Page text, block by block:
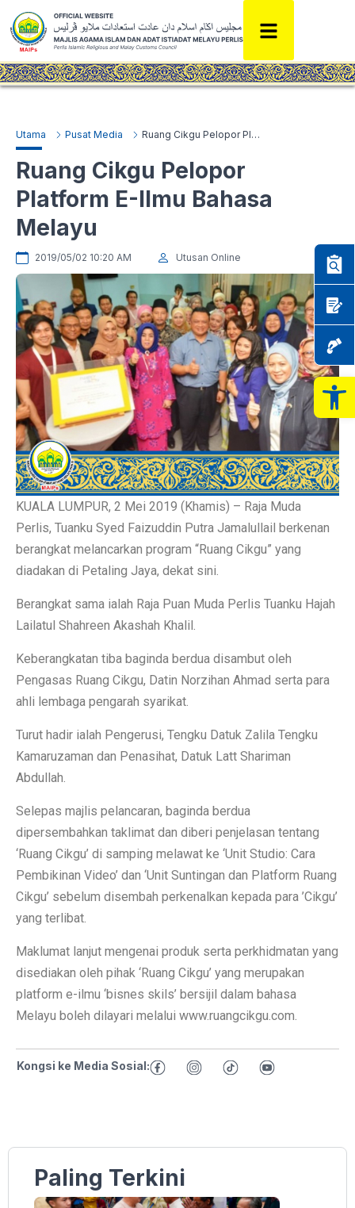
Utama Pusat Media Ruang Cikgu Pelopor Platform E-Ilmu Bahasa Melayu
Ruang Cikgu Pelopor
Platform E-Ilmu Bahasa
Melayu
2019/05/02 10:20 AM Utusan Online
KUALA LUMPUR, 2 Mei 2019 (Khamis) – Raja Muda
Perlis, Tuanku Syed Faizuddin Putra Jamalullail berkenan
berangkat melancarkan program “Ruang Cikgu” yang
diadakan di Petaling Jaya, dekat sini.
Berangkat sama ialah Raja Puan Muda Perlis Tuanku Hajah
Lailatul Shahreen Akashah Khalil.
Keberangkatan tiba baginda berdua disambut oleh
Pengasas Ruang Cikgu, Datin Norzihan Ahmad serta para
ahli lembaga pengarah syarikat.
Turut hadir ialah Pengerusi, Tengku Datuk Zalila Tengku
Kamaruzaman dan Penasihat, Datuk Latt Shariman
Abdullah.
Selepas majlis pelancaran, baginda berdua
dipersembahkan taklimat dan diberi penjelasan tentang
‘Ruang Cikgu’ di samping melawat ke ‘Unit Studio: Cara
Pembikinan Video’ dan ‘Unit Suntingan dan Platform Ruang
Cikgu’ sebelum disembah perkenalkan kepada para ’Cikgu’
yang terlibat.
Maklumat lanjut mengenai produk serta perkhidmatan yang
disediakan oleh pihak ‘Ruang Cikgu’ yang merupakan
platform e-ilmu ‘bisnes skils’ bersijil dalam bahasa
Melayu boleh dilayari melalui www.ruangcikgu.com.
Kongsi ke Media Sosial:
Paling Terkini